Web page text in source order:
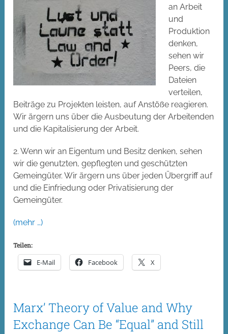
an Arbeit
und
Produktion
denken,
sehen wir
Peers, die
Dateien
verteilen,
Beiträge zu Projekten leisten, auf Anstöße reagieren.
Wir ärgern uns über die Ausbeutung der Arbeitenden
und die Kapitalisierung der Arbeit.
2. Wenn wir an Eigentum und Besitz denken, sehen
wir die genutzten, gepflegten und geschützten
Gemeingüter. Wir ärgern uns über jeden Übergriff auf
und die Einfriedung oder Privatisierung der
Gemeingüter.
(mehr …)
Teilen:
E-Mail Facebook X
Marx’ Theory of Value and Why
Exchange Can Be “Equal” and Still